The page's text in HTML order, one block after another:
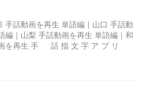
手話動画を再生 単語編｜山口 手話動
編｜山梨 手話動画を再生 単語編｜和
を再生 手 話 指 文 字 ア プ リ